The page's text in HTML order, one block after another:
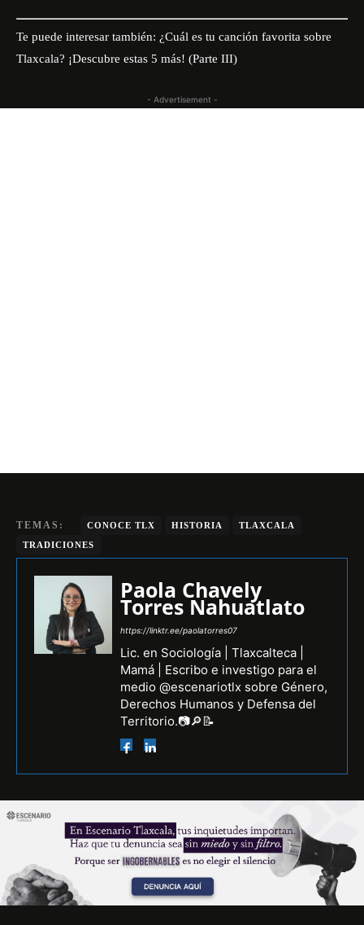
Te puede interesar también: ¿Cuál es tu canción favorita sobre
Tlaxcala? ¡Descubre estas 5 más! (Parte III)
- Advertisement -
TEMAS: CONOCE TLX HISTORIA
TLAXCALA
TRADICIONES
Paola Chavely
Torres Nahuatlato
https://linktr.ee/paolatorres07
Lic. en Sociología | Tlaxcalteca |
Mamá | Escribo e investigo para el
medio @escenariotlx sobre Género,
Derechos Humanos y Defensa del
Territorio.📷🔎📝